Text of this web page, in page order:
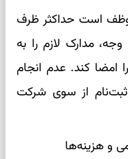
است حداکثر ظرف
مدارک لازم را به
امضا کند. عدم انجام
ثبت‌نام از سوی شرکت
و هزینه‌ها